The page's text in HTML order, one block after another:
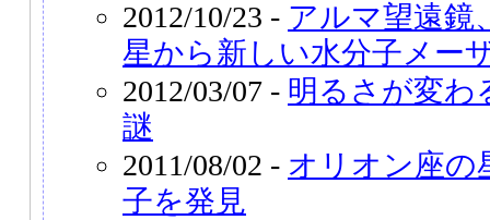
2012/10/23 - アルマ望遠鏡
星から新しい水分子メー
2012/03/07 - 明るさが変わ
謎
2011/08/02 - オリオン座の
子を発見